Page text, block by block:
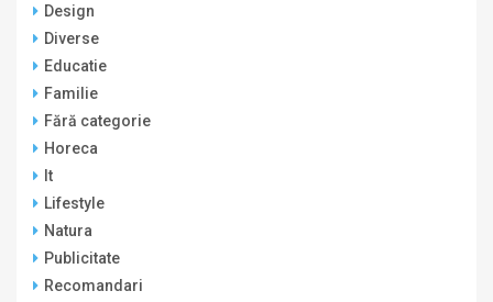
Design
Diverse
Educatie
Familie
Fără categorie
Horeca
It
Lifestyle
Natura
Publicitate
Recomandari